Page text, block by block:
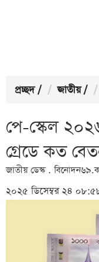
প্রচ্ছদ / জাতীয় /
পে-স্কেল
গ্রেডে কত
জাতীয় ডেস্ক .
২০২৫ ডিসেম্বর ২৪